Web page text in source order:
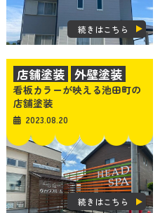
続きはこちら
看板カラーが映える池田町の
店舗塗装
2023.08.20
続きはこちら
店舗塗装 外壁塗装
その他の施工